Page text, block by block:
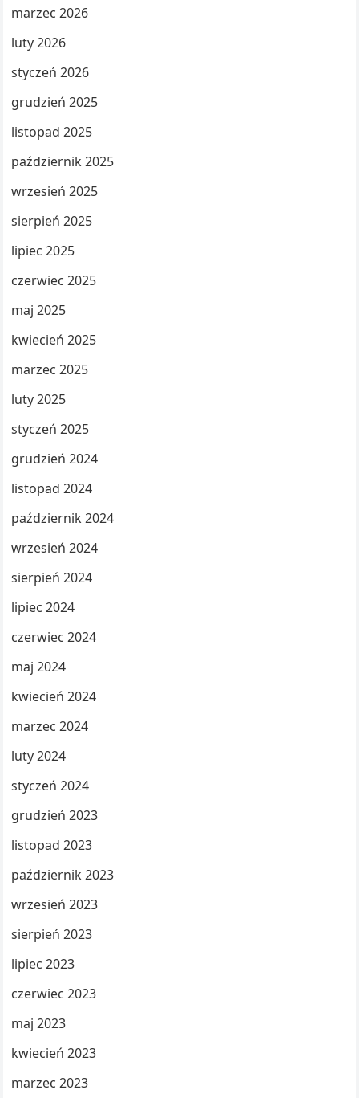
marzec 2026
luty 2026
styczeń 2026
grudzień 2025
listopad 2025
październik 2025
wrzesień 2025
sierpień 2025
lipiec 2025
czerwiec 2025
maj 2025
kwiecień 2025
marzec 2025
luty 2025
styczeń 2025
grudzień 2024
listopad 2024
październik 2024
wrzesień 2024
sierpień 2024
lipiec 2024
czerwiec 2024
maj 2024
kwiecień 2024
marzec 2024
luty 2024
styczeń 2024
grudzień 2023
listopad 2023
październik 2023
wrzesień 2023
sierpień 2023
lipiec 2023
czerwiec 2023
maj 2023
kwiecień 2023
marzec 2023